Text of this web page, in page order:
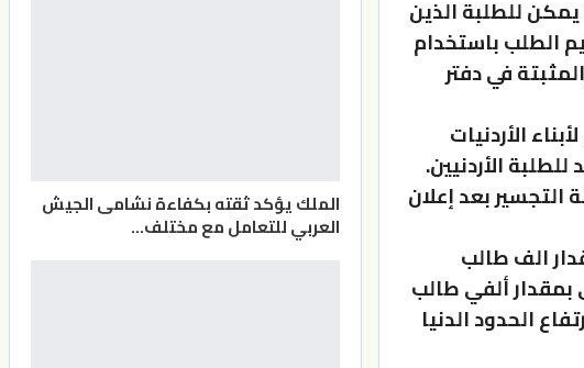
يمكن للطلبة الذين
الطلب باستخدام
في دفتر
الأردنيات
الأردنيين.
بعد إعلان
95 % فأعلى بمقدار الف طالب
الحاصلين على معدلات 90 % فأعلى بمقدار ألفي طالب
الحدود الدنيا
الملك يؤكد ثقته بكفاءة نشامى الجيش
العربي للتعامل مع مختلف…